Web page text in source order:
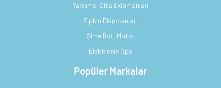
Yardımcı Olta Ekipmanları
Zıpkın Ekipmanları
Şime Bot, Motor
Elektronik Gps
Popüler Markalar